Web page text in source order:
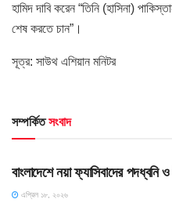
হামিদ দাবি করেন “তিনি (হাসিনা)
শেষ করতে চান”।
সূত্র: সাউথ এশিয়ান মনিটর
সম্পর্কিতসংবাদ
HOME POST
বাংলাদেশে নয়া ফ্যাসিবাদের পদধ্বনি
এপ্রিল ১৮, ২০২৬